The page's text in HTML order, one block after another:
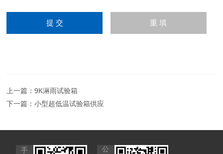
上一篇：9K淋雨试验箱
下一篇：小型超低温试验箱供应
手
公